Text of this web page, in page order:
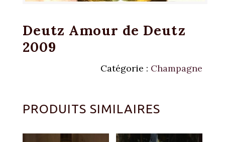
Deutz Amour de Deutz
2009
Catégorie : Champagne
PRODUITS SIMILAIRES